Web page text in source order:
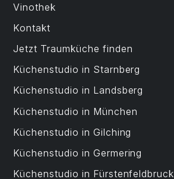
Vinothek
Kontakt
Jetzt Traumküche finden
Küchenstudio in Starnberg
Küchenstudio in Landsberg
Küchenstudio in München
Küchenstudio in Gilching
Küchenstudio in Germering
Küchenstudio in Fürstenfeldbruck